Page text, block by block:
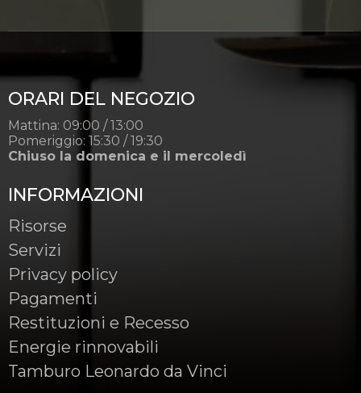
ORARI DEL NEGOZIO
Mattina: 09:00 / 13:00
Pomeriggio: 15:30 / 19:30
Chiuso la domenica e il mercoledì
INFORMAZIONI
Risorse
Servizi
Privacy policy
Pagamenti
Restituzioni e Recesso
Energie rinnovabili
Tamburo Leonardo da Vinci